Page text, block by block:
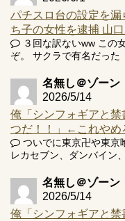
パチスロ台の設定を
ち子の女性を逮捕 山
３回な訳ないww この
ぞ。 サクラで有名だった
名無し＠ゾーン
2026/5/14
俺「シンフォギアと
つだ！！」←これやめ
ついでに東京卍や東京
レカセブン、ダンバイン
名無し＠ゾーン
2026/5/14
俺「シンフォギアと